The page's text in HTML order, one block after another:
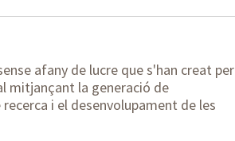
afany de lucre que s'han creat per
mitjançant la generació de
i el desenvolupament de les